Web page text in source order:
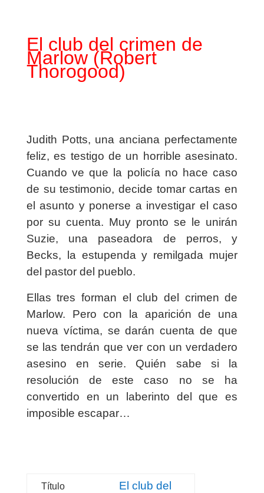
El club del crimen de
Marlow (Robert
Thorogood)
Judith Potts, una anciana perfectamente
feliz, es testigo de un horrible asesinato.
Cuando ve que la policía no hace caso
de su testimonio, decide tomar cartas en
el asunto y ponerse a investigar el caso
por su cuenta. Muy pronto se le unirán
Suzie, una paseadora de perros, y
Becks, la estupenda y remilgada mujer
del pastor del pueblo.
Ellas tres forman el club del crimen de
Marlow. Pero con la aparición de una
nueva víctima, se darán cuenta de que
se las tendrán que ver con un verdadero
asesino en serie. Quién sabe si la
resolución de este caso no se ha
convertido en un laberinto del que es
imposible escapar…
Título
El club del